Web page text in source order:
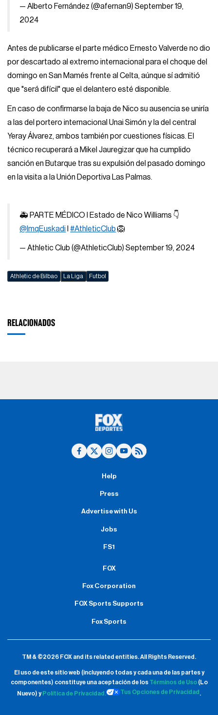
— Alberto Fernández (@afernan9)September 19,
2024
Antes de publicarse el parte médico Ernesto Valverde no dio
por descartado al extremo internacional para el choque del
domingo en San Mamés frente al Celta, aúnque sí admitió
que "será difícil" que el delantero esté disponible.
En caso de confirmarse la baja de Nico su ausencia se uniría
a las del portero internacional Unai Simón y la del central
Yeray Álvarez, ambos también por cuestiones físicas. El
técnico recuperará a Mikel Jauregizar que ha cumplido
sanción en Butarque tras su expulsión del pasado domingo
en la visita a la Unión Deportiva Las Palmas.
🚑 PARTE MÉDICO I Estado de Nico Williams 👇
@ImqEuskadi I#AthleticClub 🦁
— Athletic Club (@AthleticClub)September 19, 2024
Athletic de Bilbao La Liga Futbol
RELACIONADOS
Help
Press
Advertise with Us
Jobs
FS1
FOX
Fox Corporation
FOX Sports Supports
Fox Sports
TM & ©2026 FOX and its related entities.All Rights Reserved.
El uso de este sitio web (incluyendo todas y cada una de las partes y
componentes) constituye una aceptación de los Términos de Uso(Lo
Nuevo) y Política de Privacidad. Tus Opciones de Privacidad .